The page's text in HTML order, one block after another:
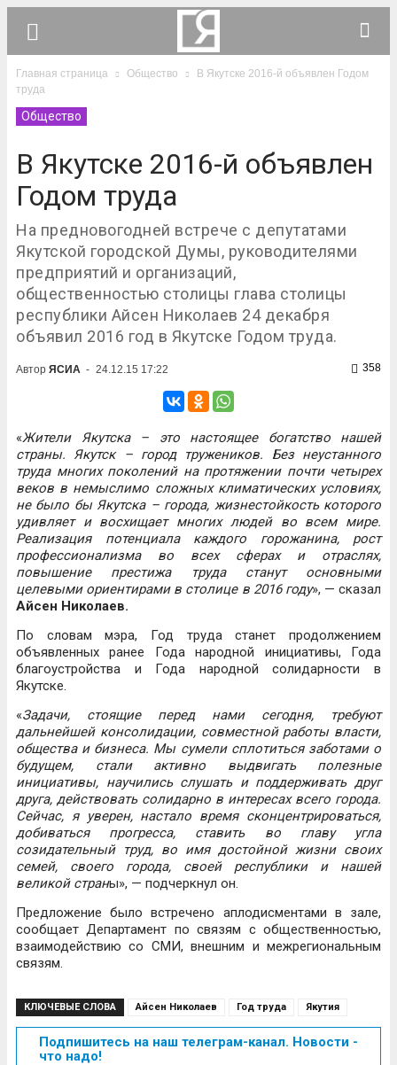
Главная страница Общество
В Якутске 2016-й объявлен Годом
труда
Общество
В Якутске 2016-й объявлен
Годом труда
На предновогодней встрече с депутатами
Якутской городской Думы, руководителями
предприятий и организаций,
общественностью столицы глава столицы
республики Айсен Николаев 24 декабря
объявил 2016 год в Якутске Годом труда.
Автор ЯСИА - 24.12.15 17:22 358
«Жители Якутска – это настоящее богатство нашей
страны. Якутск – город тружеников. Без неустанного
труда многих поколений на протяжении почти четырех
веков в немыслимо сложных климатических условиях,
не было бы Якутска – города, жизнестойкость которого
удивляет и восхищает многих людей во всем мире.
Реализация потенциала каждого горожанина, рост
профессионализма во всех сферах и отраслях,
повышение престижа труда станут основными
целевыми ориентирами в столице в 2016 году», — сказал
Айсен Николаев.
По словам мэра, Год труда станет продолжением
объявленных ранее Года народной инициативы, Года
благоустройства и Года народной солидарности в
Якутске.
«Задачи, стоящие перед нами сегодня, требуют
дальнейшей консолидации, совместной работы власти,
общества и бизнеса. Мы сумели сплотиться заботами о
будущем, стали активно выдвигать полезные
инициативы, научились слушать и поддерживать друг
друга, действовать солидарно в интересах всего города.
Сейчас, я уверен, настало время сконцентрироваться,
добиваться прогресса, ставить во главу угла
созидательный труд, во имя достойной жизни своих
семей, своего города, своей республики и нашей
великой страны», — подчеркнул он.
Предложение было встречено аплодисментами в зале,
сообщает Департамент по связям с общественностью,
взаимодействию со СМИ, внешним и межрегиональным
связям.
КЛЮЧЕВЫЕ СЛОВА Айсен Николаев Год труда Якутия
Подпишитесь на наш телеграм-канал. Новости -
что надо!